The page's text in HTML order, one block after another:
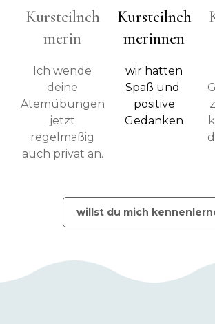
Kursteilneh
merin
Ich wende
deine
Atemübungen
jetzt
regelmäßig
auch privat an.
Kursteilneh
merinnen
wir hatten
Spaß und
positive
Gedanken
willst du mich